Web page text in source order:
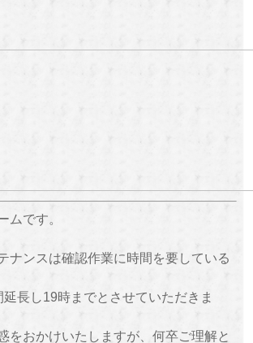
ムです。
ナンスは確認作業に時間を要している
長し19時までとさせていただきま
をおかけいたしますが、何卒ご理解と